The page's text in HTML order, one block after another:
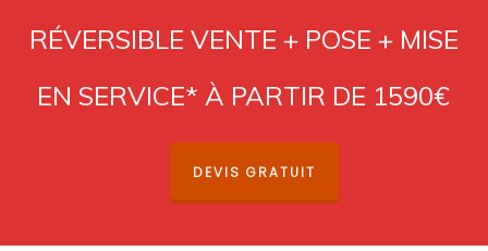
RÉVERSIBLE VENTE + POSE + MISE
EN SERVICE* À PARTIR DE 1590€
DEVIS GRATUIT